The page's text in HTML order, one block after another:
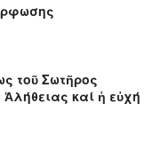
τοῦ Σωτῆρος
καί ἡ εὐχή